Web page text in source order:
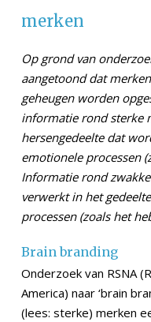
merken
Op grond van
aangetoond dat
geheugen worden
informatie rond sterke
hersengedeelte dat
emotionele processen
Informatie rond
verwerkt in het
processen (zoals het
Brain branding
Onderzoek van RSNA
America) naar ‘brain
(lees: sterke) merken